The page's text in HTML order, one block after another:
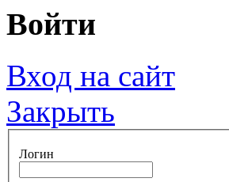
Войти
Вход на сайт
Закрыть
Логин